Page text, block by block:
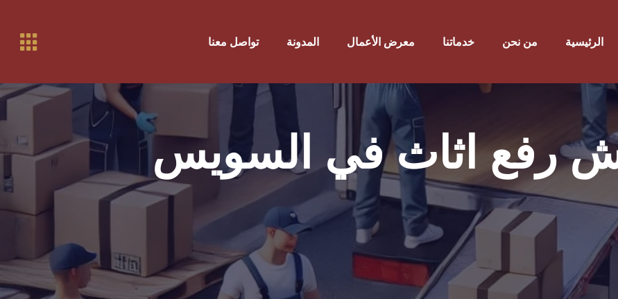
الرئيسية من نحن خدماتنا معرض الأعمال المدونة تواصل معنا
رفع اثاث في السويس